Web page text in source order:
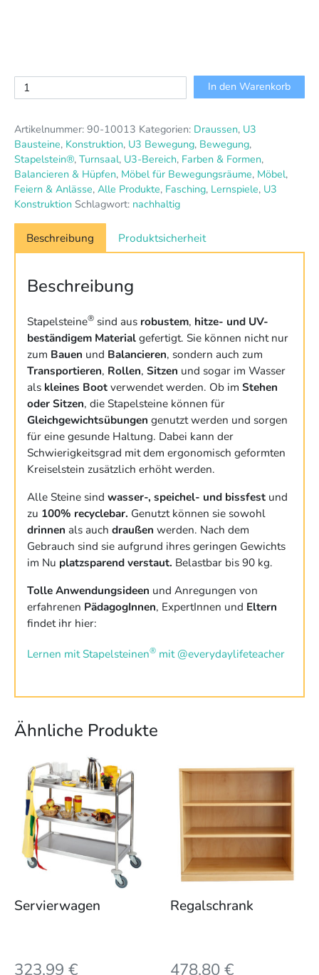
Stapelstein®
Kreiselstein
Menge
In den Warenkorb
Artikelnummer: 90-10013 Kategorien: Draussen, U3
Bausteine, Konstruktion, U3 Bewegung, Bewegung,
Stapelstein®, Turnsaal, U3-Bereich, Farben & Formen,
Balancieren & Hüpfen, Möbel für Bewegungsräume, Möbel,
Feiern & Anlässe, Alle Produkte, Fasching, Lernspiele, U3
Konstruktion Schlagwort: nachhaltig
Beschreibung Produktsicherheit
Beschreibung
Stapelsteine® sind aus robustem, hitze- und UV-
beständigem Materialgefertigt. Sie können nicht nur
zum Bauen und Balancieren, sondern auch zum
Transportieren, Rollen, Sitzen und sogar im Wasser
als kleines Bootverwendet werden. Ob im Stehen
oder Sitzen, die Stapelsteine können für
Gleichgewichtsübungen genutzt werden und sorgen
für eine gesunde Haltung. Dabei kann der
Schwierigkeitsgrad mit dem ergonomisch geformten
Kreiselstein zusätzlich erhöht werden.
Alle Steine sind wasser-, speichel- und bissfest und
zu 100% recyclebar. Genutzt können sie sowohl
drinnen als auch draußen werden. Nach dem
Gebrauch sind sie aufgrund ihres geringen Gewichts
im Nu platzsparend verstaut. Belastbar bis 90 kg.
Tolle Anwendungsideen und Anregungen von
erfahrenen PädagogInnen, ExpertInnen und Eltern
findet ihr hier:
Lernen mit Stapelsteinen® mit @everydaylifeteacher
Ähnliche Produkte
Servierwagen
323,99 €
Regalschrank
478,80€